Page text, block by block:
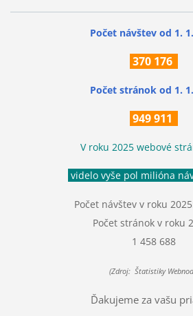
Počet návštev od 1.
370 176
Počet stránok od 1.
949 911
V roku 2025 webové
videlo vyše pol milióna
Počet návštev v roku
Počet stránok v roku
1 458 688
(Zdroj: Štatistiky
Ďakujeme za vašu